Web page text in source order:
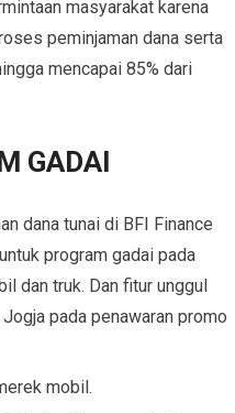
masyarakat karena
peminjaman dana serta
mencapai 85% dari
GADAI
dana tunai di BFI Finance
program gadai pada
dan truk. Dan fitur unggul
pada penawaran promo
mobil.